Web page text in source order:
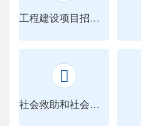
工程建设项目招标投标

社会救助和社会福利